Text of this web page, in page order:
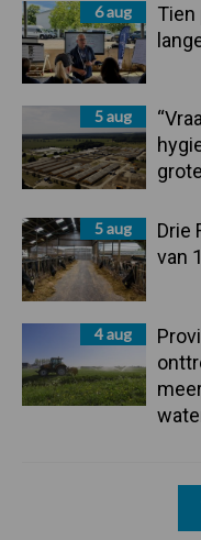
6 aug
Tien
5 aug
5 aug
Drie
van
4 aug